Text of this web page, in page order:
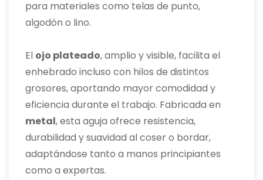
para materiales como telas de punto,
algodón o lino.
El ojo plateado, amplio y visible, facilita el
enhebrado incluso con hilos de distintos
grosores, aportando mayor comodidad y
eficiencia durante el trabajo. Fabricada en
metal, esta aguja ofrece resistencia,
durabilidad y suavidad al coser o bordar,
adaptándose tanto a manos principiantes
como a expertas.